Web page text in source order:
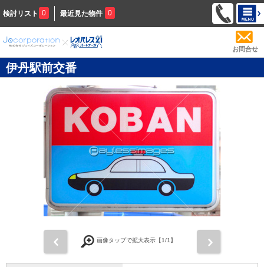
検討リスト 0 最近見た物件 0
お問合せ
伊丹駅前交番
画像タップで拡大表示【1/1】